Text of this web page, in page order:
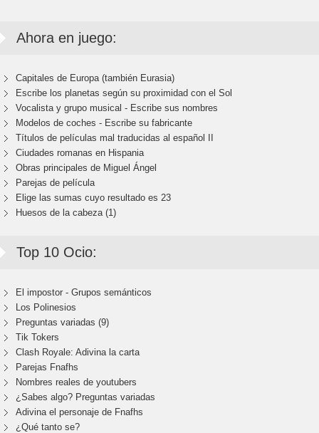
Ahora en juego:
Capitales de Europa (también Eurasia)
Escribe los planetas según su proximidad con el Sol
Vocalista y grupo musical - Escribe sus nombres
Modelos de coches - Escribe su fabricante
Títulos de películas mal traducidas al español II
Ciudades romanas en Hispania
Obras principales de Miguel Ángel
Parejas de película
Elige las sumas cuyo resultado es 23
Huesos de la cabeza (1)
Top 10 Ocio:
El impostor - Grupos semánticos
Los Polinesios
Preguntas variadas (9)
Tik Tokers
Clash Royale: Adivina la carta
Parejas Fnafhs
Nombres reales de youtubers
¿Sabes algo? Preguntas variadas
Adivina el personaje de Fnafhs
¿Qué tanto se?